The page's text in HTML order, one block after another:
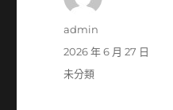
作
admin
發
佈
2026 年 6 月 27 日
分
未分類